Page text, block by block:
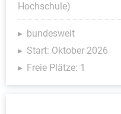
Hochschule)
bundesweit
Start: Oktober 2026
Freie Plätze: 1